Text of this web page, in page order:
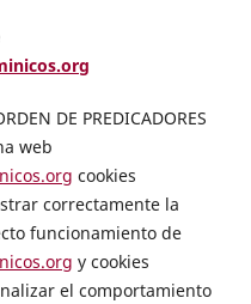
DE PREDICADORES
web
cookies
correctamente la
funcionamiento de
y cookies
el comportamiento